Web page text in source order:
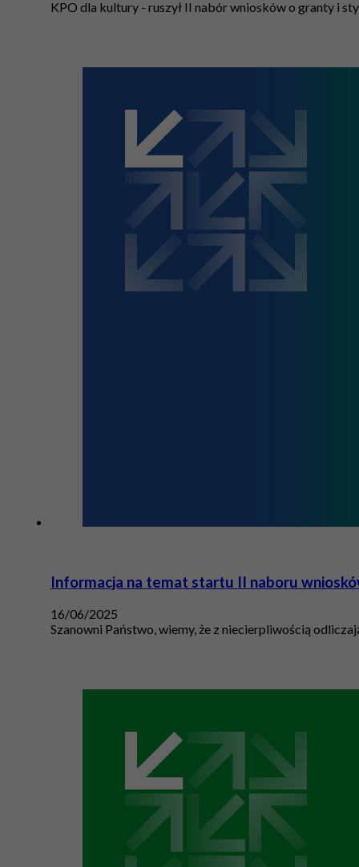
KPO dla kultury - ruszył II nabór wniosków o granty i
Informacja na temat startu II naboru
16/06/2025
Szanowni Państwo, wiemy, że z niecierpliwością